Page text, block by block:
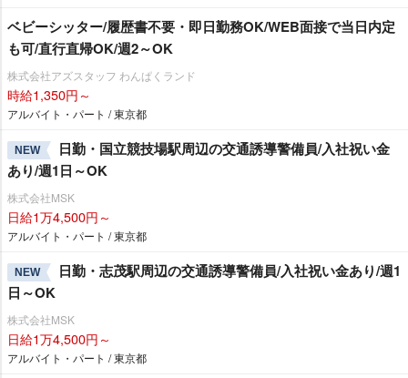
ベビーシッター/履歴書不要・即日勤務OK/WEB面接で当日内定
も可/直行直帰OK/週2～OK
株式会社アズスタッフ わんぱくランド
時給1,350円～
アルバイト・パート / 東京都
NEW
日勤・国立競技場駅周辺の交通誘導警備員/入社祝い金
あり/週1日～OK
株式会社MSK
日給1万4,500円～
アルバイト・パート / 東京都
NEW
日勤・志茂駅周辺の交通誘導警備員/入社祝い金あり/週1
日～OK
株式会社MSK
日給1万4,500円～
アルバイト・パート / 東京都